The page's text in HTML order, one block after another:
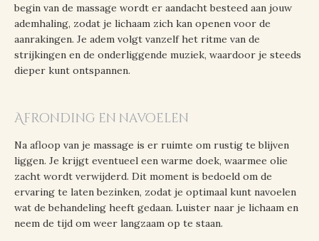
begin van de massage wordt er aandacht besteed aan jouw
ademhaling, zodat je lichaam zich kan openen voor de
aanrakingen. Je adem volgt vanzelf het ritme van de
strijkingen en de onderliggende muziek, waardoor je steeds
dieper kunt ontspannen.
Afronding en navoelen
Na afloop van je massage is er ruimte om rustig te blijven
liggen. Je krijgt eventueel een warme doek, waarmee olie
zacht wordt verwijderd. Dit moment is bedoeld om de
ervaring te laten bezinken, zodat je optimaal kunt navoelen
wat de behandeling heeft gedaan. Luister naar je lichaam en
neem de tijd om weer langzaam op te staan.